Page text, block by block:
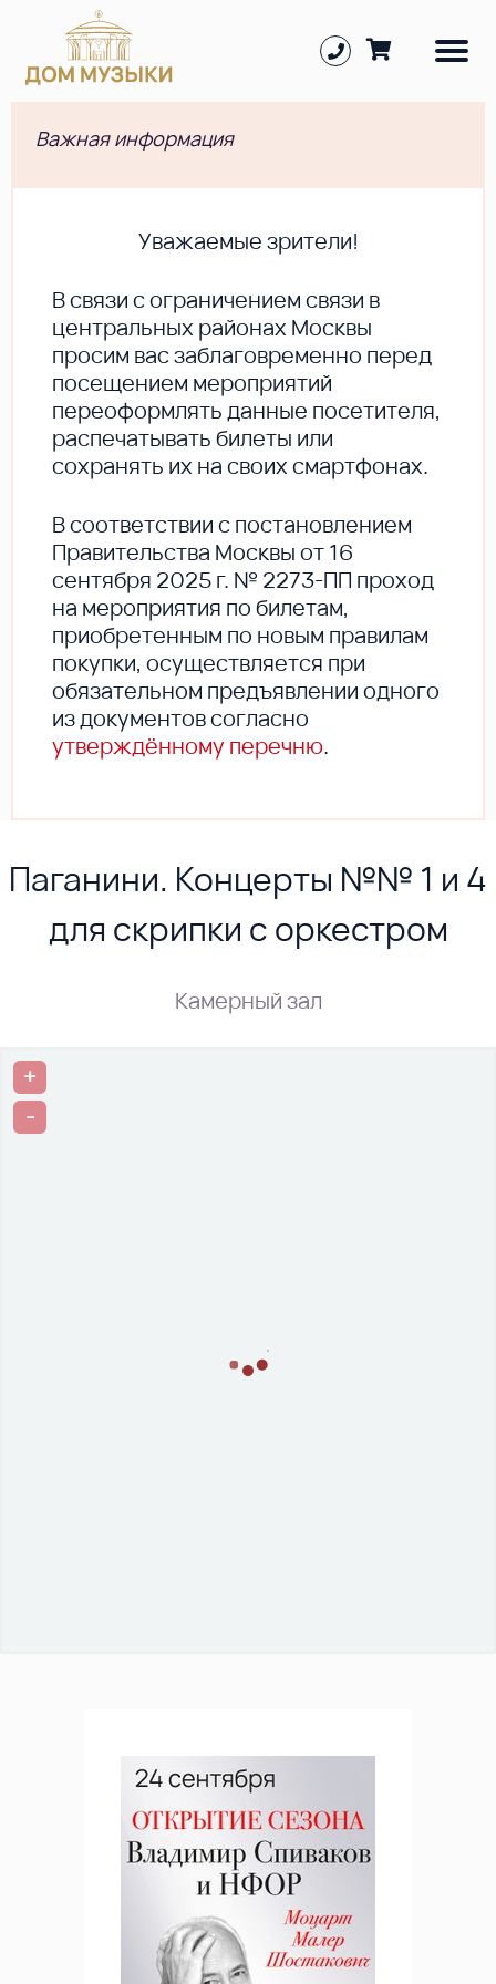
Важная информация
Уважаемые зрители!
В cвязи с ограничением связи в
центральных районах Москвы
просим вас заблаговременно перед
посещением мероприятий
переоформлять данные посетителя,
распечатывать билеты или
сохранять их на своих смартфонах.
В соответствии с постановлением
Правительства Москвы от 16
сентября 2025 г. № 2273-ПП проход
на мероприятия по билетам,
приобретенным по новым правилам
покупки, осуществляется при
обязательном предъявлении одного
из документов согласно
утверждённому перечню.
Паганини. Концерты №№ 1 и 4
для скрипки с оркестром
Камерный зал
+
-